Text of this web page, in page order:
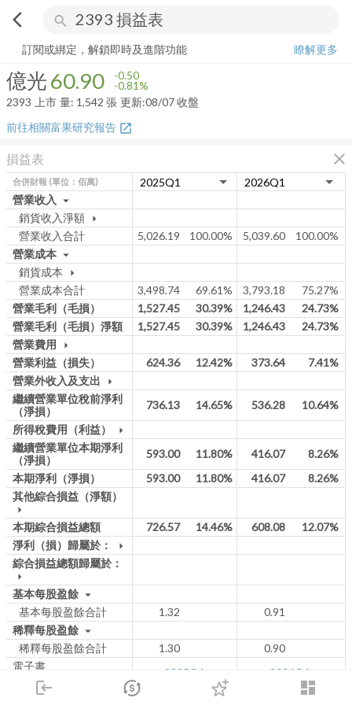
arrow_back_ios search
login dashboard
市場 登入
億光 60.90-0.81%
訂閱或綁定，解鎖即時及進階功能
瞭解更多
億光60.90 -0.50
-0.81%
2393
上市 量: 1,542 張 更新:08/07 收盤
前往相關富果研究報告 open_in_new
損益表 close
合併財報 (單位：佰萬)
營業收入 arrow_drop_down
銷貨收入淨額 arrow_drop_down
營業收入合計 5,026.19 100.00% 5,039.60
100.00%
營業成本 arrow_drop_down
銷貨成本 arrow_drop_down
營業成本合計 3,498.74 69.61% 3,793.18
75.27%
營業毛利（毛損）
1,527.45 30.39% 1,246.43
24.73%
營業毛利（毛損）淨額
1,527.45 30.39% 1,246.43
24.73%
營業費用
arrow_drop_down
營業利益（損失） 624.36 12.42% 373.64
7.41%
營業外收入及支出
arrow_drop_down
繼續營業單位稅前淨利
（淨損）
736.13 14.65% 536.28
10.64%
所得稅費用（利益）
arrow_drop_down
繼續營業單位本期淨利
（淨損）
593.00 11.80% 416.07
8.26%
本期淨利（淨損）
593.00 11.80% 416.07
8.26%
其他綜合損益（淨額）
arrow_drop_down
本期綜合損益總額 726.57 14.46% 608.08
12.07%
淨利（損）歸屬於：
arrow_drop_down
綜合損益總額歸屬於：
arrow_drop_down
基本每股盈餘 arrow_drop_down
基本每股盈餘合計 1.32
0.91
稀釋每股盈餘 arrow_drop_down
稀釋每股盈餘合計 1.30
0.90
電子書
(彙總表:
2025Q1 2026Q1